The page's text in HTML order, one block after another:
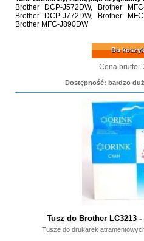
Brother DCP-J572DW, Brother
Brother DCP-J772DW, Brother
Brother MFC-J890DW
Do
Cena brutto:
Dostępność: bardzo
Tusz do Brother LC3213
Tusze do drukarek